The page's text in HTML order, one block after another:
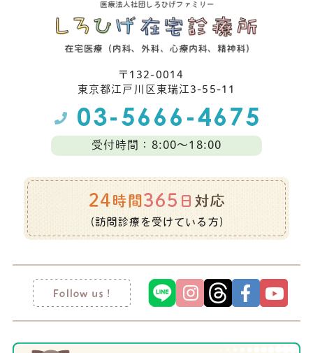
〒132-0014
東京都江⼾川区東瑞江3-55-11
受付時間：8:00～18:00